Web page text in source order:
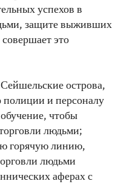
успехов в
защите выживших
это
острова,
полиции и персоналу
чтобы
людьми;
горячую линию,
людьми
аферах с